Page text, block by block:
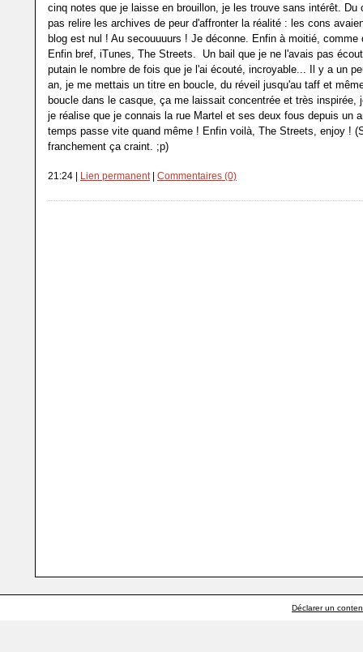
cinq notes que je laisse en brouillon, je les trouve sans intérêt. Du
pas relire les archives de peur d'affronter la réalité : les cons
blog est nul ! Au secouuuurs ! Je déconne. Enfin à moitié, comme
Enfin bref, iTunes, The Streets. Un bail que je ne l'avais pas
putain le nombre de fois que je l'ai écouté, incroyable... Il y a un
an, je me mettais un titre en boucle, du réveil jusqu'au taff et
boucle dans le casque, ça me laissait concentrée et très inspirée,
je réalise que je connais la rue Martel et ses deux fous depuis un
temps passe vite quand même ! Enfin voilà, The Streets, enjoy !
franchement ça craint. ;p)
21:24 | Lien permanent | Commentaires (0)
Déclarer un